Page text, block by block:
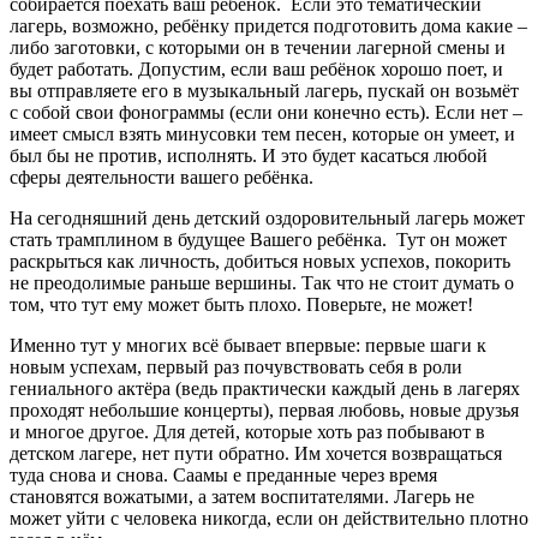
собирается поехать ваш ребенок. Если это тематический
лагерь, возможно, ребёнку придется подготовить дома какие –
либо заготовки, с которыми он в течении лагерной смены и
будет работать. Допустим, если ваш ребёнок хорошо поет, и
вы отправляете его в музыкальный лагерь, пускай он возьмёт
с собой свои фонограммы (если они конечно есть). Если нет –
имеет смысл взять минусовки тем песен, которые он умеет, и
был бы не против, исполнять. И это будет касаться любой
сферы деятельности вашего ребёнка.
На сегодняшний день детский оздоровительный лагерь может
стать трамплином в будущее Вашего ребёнка. Тут он может
раскрыться как личность, добиться новых успехов, покорить
не преодолимые раньше вершины. Так что не стоит думать о
том, что тут ему может быть плохо. Поверьте, не может!
Именно тут у многих всё бывает впервые: первые шаги к
новым успехам, первый раз почувствовать себя в роли
гениального актёра (ведь практически каждый день в лагерях
проходят небольшие концерты), первая любовь, новые друзья
и многое другое. Для детей, которые хоть раз побывают в
детском лагере, нет пути обратно. Им хочется возвращаться
туда снова и снова. Саамы е преданные через время
становятся вожатыми, а затем воспитателями. Лагерь не
может уйти с человека никогда, если он действительно плотно